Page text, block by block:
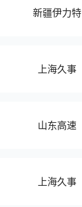
新疆伊力特
上海久事
山东高速
上海久事